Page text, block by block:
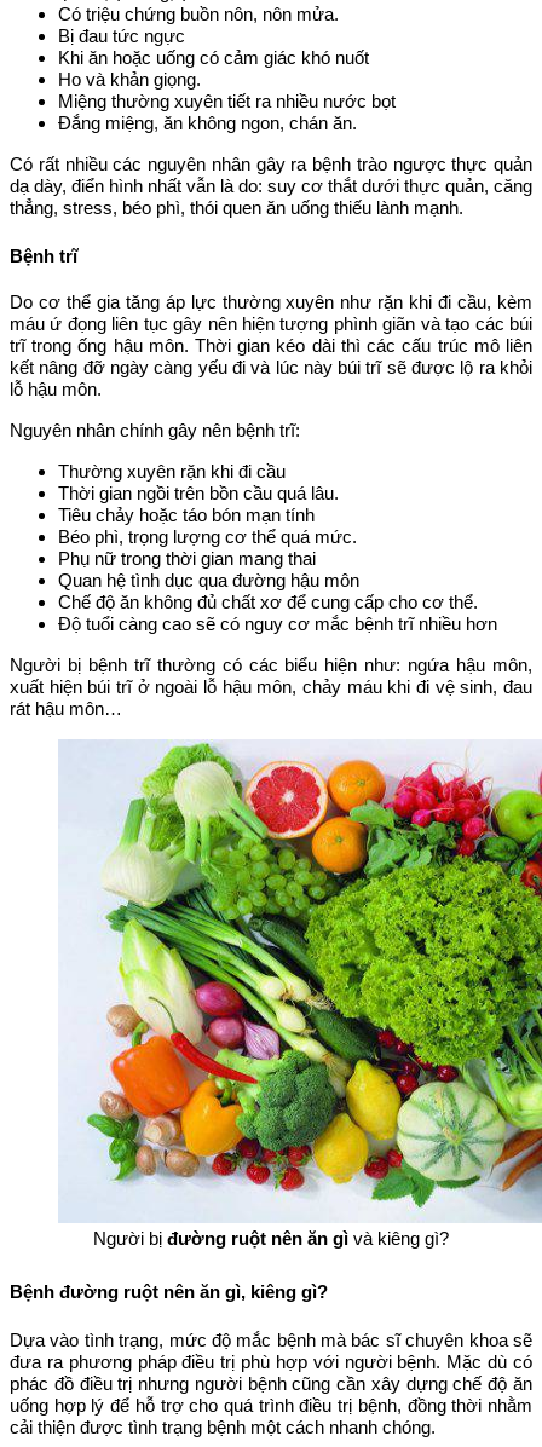
Có triệu chứng buồn nôn, nôn mửa.
Bị đau tức ngực
Khi ăn hoặc uống có cảm giác khó nuốt
Ho và khản giọng.
Miệng thường xuyên tiết ra nhiều nước bọt
Đắng miệng, ăn không ngon, chán ăn.
Có rất nhiều các nguyên nhân gây ra bệnh trào ngược thực quản
dạ dày, điển hình nhất vẫn là do: suy cơ thắt dưới thực quản, căng
thẳng, stress, béo phì, thói quen ăn uống thiếu lành mạnh.
Bệnh trĩ
Do cơ thể gia tăng áp lực thường xuyên như rặn khi đi cầu, kèm
máu ứ đọng liên tục gây nên hiện tượng phình giãn và tạo các búi
trĩ trong ống hậu môn. Thời gian kéo dài thì các cấu trúc mô liên
kết nâng đỡ ngày càng yếu đi và lúc này búi trĩ sẽ được lộ ra khỏi
lỗ hậu môn.
Nguyên nhân chính gây nên bệnh trĩ:
Thường xuyên rặn khi đi cầu
Thời gian ngồi trên bồn cầu quá lâu.
Tiêu chảy hoặc táo bón mạn tính
Béo phì, trọng lượng cơ thể quá mức.
Phụ nữ trong thời gian mang thai
Quan hệ tình dục qua đường hậu môn
Chế độ ăn không đủ chất xơ để cung cấp cho cơ thể.
Độ tuổi càng cao sẽ có nguy cơ mắc bệnh trĩ nhiều hơn
Người bị bệnh trĩ thường có các biểu hiện như: ngứa hậu môn,
xuất hiện búi trĩ ở ngoài lỗ hậu môn, chảy máu khi đi vệ sinh, đau
rát hậu môn…
Người bị đường ruột nên ăn gì và kiêng gì?
Bệnh đường ruột nên ăn gì, kiêng gì?
Dựa vào tình trạng, mức độ mắc bệnh mà bác sĩ chuyên khoa sẽ
đưa ra phương pháp điều trị phù hợp với người bệnh. Mặc dù có
phác đồ điều trị nhưng người bệnh cũng cần xây dựng chế độ ăn
uống hợp lý để hỗ trợ cho quá trình điều trị bệnh, đồng thời nhằm
cải thiện được tình trạng bệnh một cách nhanh chóng.